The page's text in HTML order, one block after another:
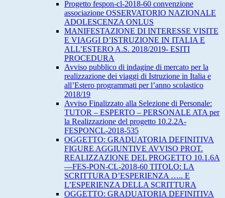
Progetto fespon-cl-2018-60 convenzione
associazione OSSERVATORIO NAZIONALE
ADOLESCENZA ONLUS
MANIFESTAZIONE DI INTERESSE VISITE
E VIAGGI D’ISTRUZIONE IN ITALIA E
ALL’ESTERO A.S. 2018/2019- ESITI
PROCEDURA
Avviso pubblico di indagine di mercato per la
realizzazione dei viaggi di Istruzione in Italia e
all’Estero programmati per l’anno scolastico
2018/19
Avviso Finalizzato alla Selezione di Personale:
TUTOR – ESPERTO – PERSONALE ATA per
la Realizzazione del progetto 10.2.2A-
FESPONCL-2018-535
OGGETTO: GRADUATORIA DEFINITIVA
FIGURE AGGIUNTIVE AVVISO PROT.
REALIZZAZIONE DEL PROGETTO 10.1.6A
—FES-PON-CL-2018-60 TITOLO: LA
SCRITTURA D’ESPERIENZA ….. E
L’ESPERIENZA DELLA SCRITTURA
OGGETTO: GRADUATORIA DEFINITIVA